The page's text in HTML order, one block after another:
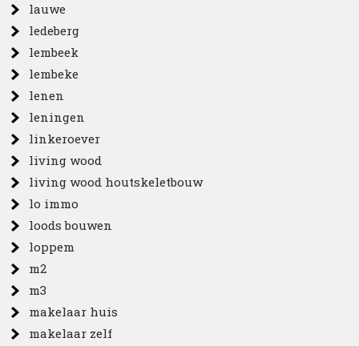
lauwe
ledeberg
lembeek
lembeke
lenen
leningen
linkeroever
living wood
living wood houtskeletbouw
lo immo
loods bouwen
loppem
m2
m3
makelaar huis
makelaar zelf